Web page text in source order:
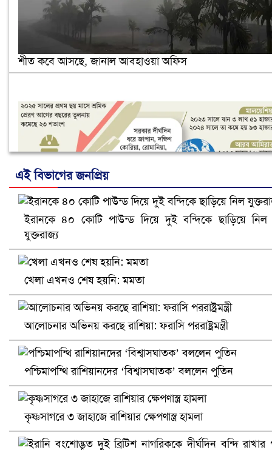
শীত কবে আসছে, জানাল আবহাওয়া অফিস
নানা সংকটে রিক্রুটিং এজেন্সি, হুমকির মুখে শ্রম রপ্তানি
খুলনায় বিএনপি অফিসে গুলি-বোমা হামলা, নিহত ১
এই বিভাগের জনপ্রিয়
ইরানকে ৪০ কোটি পাউন্ড দিয়ে দুই বন্দিকে ছাড়িয়ে নিল
যুক্তরাজ্য
খেলা এখনও শেষ হয়নি: মমতা
আলোচনার অভিনয় করছে রাশিয়া: ফরাসি পররাষ্ট্রমন্ত্রী
পশ্চিমাপন্থি রাশিয়ানদের ‘বিশ্বাসঘাতক’ বললেন পুতিন
কৃষ্ণসাগরে ৩ জাহাজে রাশিয়ার ক্ষেপণাস্ত্র হামলা